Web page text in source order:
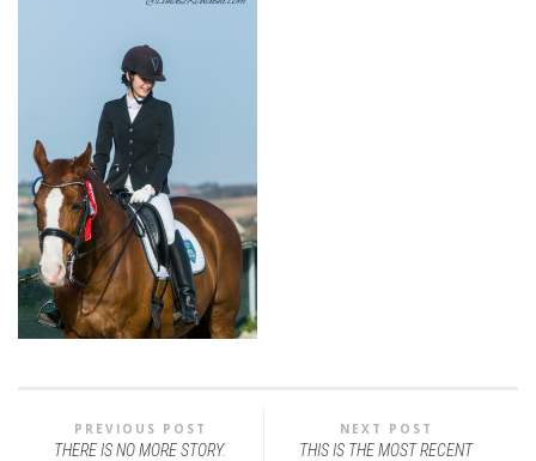
PREVIOUS POST
THERE IS NO MORE STORY.
NEXT POST
THIS IS THE MOST RECENT